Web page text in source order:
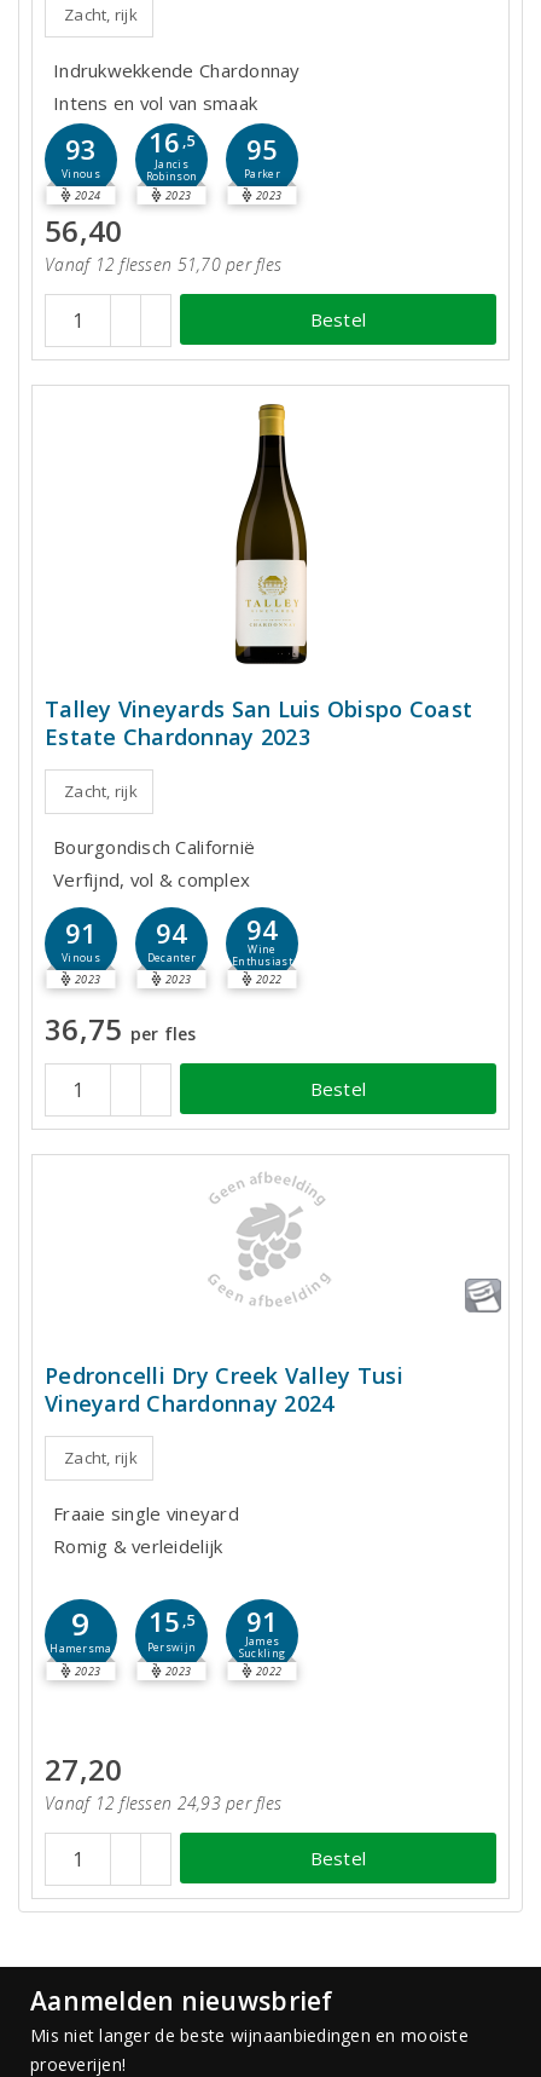
Zacht, rijk
Indrukwekkende Chardonnay
Intens en vol van smaak
93
Vinous
2024
16 ,5
Jancis
Robinson
2023
95
Parker
2023
56,40
Vanaf 12 flessen 51,70 per fles
Bestel
Talley Vineyards San Luis Obispo Coast
Estate Chardonnay 2023
Zacht, rijk
Bourgondisch Californië
Verfijnd, vol & complex
91
Vinous
2023
94
Decanter
2023
94
Wine
Enthusiast
2022
36,75 per fles
Bestel
Pedroncelli Dry Creek Valley Tusi
Vineyard Chardonnay 2024
Zacht, rijk
Fraaie single vineyard
Romig & verleidelijk
9
Hamersma
2023
15 ,5
Perswijn
2023
91
James
Suckling
2022
27,20
Vanaf 12 flessen 24,93 per fles
Bestel
Aanmelden nieuwsbrief
Mis niet langer de beste wijnaanbiedingen en mooiste
proeverijen!